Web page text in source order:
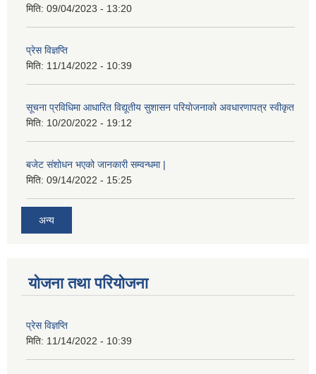
मिति: 09/04/2023 - 13:20
प्रेस विज्ञप्ति
मिति: 11/14/2022 - 10:39
सूचना प्रविधिमा आधारित विद्यूतीय सुशासन परियाेजनाकाे अवधारणापत्र स्वीकृत
मिति: 10/20/2022 - 19:12
बजेट संशोधन भएको जानकारी सम्वन्धमा |
मिति: 09/14/2022 - 15:25
अन्य
योजना तथा परियोजना
प्रेस विज्ञप्ति
मिति: 11/14/2022 - 10:39